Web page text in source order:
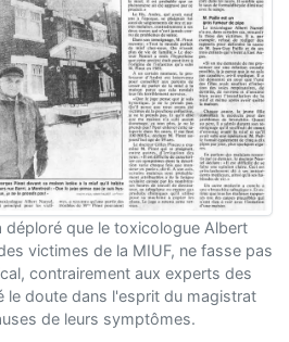
déploré que le toxicologue Albert
victimes de la MIUF, ne fasse pas
contrairement aux experts des
le doute dans l'esprit du magistrat
de leurs symptômes.